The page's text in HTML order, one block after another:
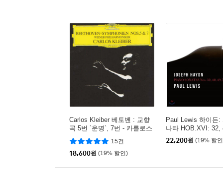
Carlos Kleiber 베토벤 : 교향
곡 5번 `운명`, 7번 - 카를로스
클라이버 (Beethoven: Symp
hony No.5 & 7)15건
18,600원 (19% 할인)
Paul Lewis 하이든:
나타 HOB.XVI: 32,
0 - 폴 루이스
Sonatas)
22,200원 (19% 할